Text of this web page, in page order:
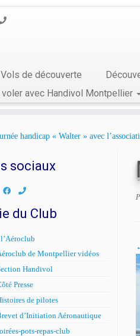
Vols de découverte
voler avec Handivol Montpellier
handicap « Walter » avec
sociaux
du Club
de Montpellier vidéos
Handivol
Presse
de pilotes
d’Initiation Aéronautique
pots-repas-club